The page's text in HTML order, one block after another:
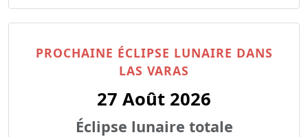
PROCHAINE ÉCLIPSE LUNAIRE DANS
LAS VARAS
27 Août 2026
Éclipse lunaire totale